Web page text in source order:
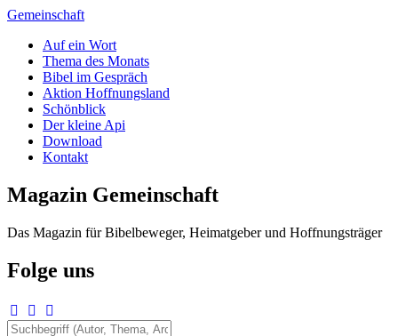
Zum
springen
Gemeinschaft
Auf ein Wort
Thema des Monats
Bibel im Gespräch
Aktion Hoffnungsland
Schönblick
Der kleine Api
Download
Kontakt
Magazin Gemeinschaft
Das Magazin für Bibelbeweger, Heimatgeber und Hoffnungsträger
Folge uns